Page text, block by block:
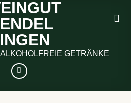
ALKOHOLFREIE GETRÄNKE